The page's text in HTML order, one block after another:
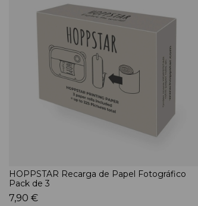
HOPPSTAR Recarga de Papel Fotográfico
Pack de 3
7,90 €